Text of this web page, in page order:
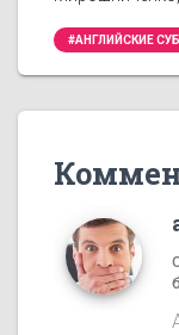
#АНГЛИЙСКИЕ